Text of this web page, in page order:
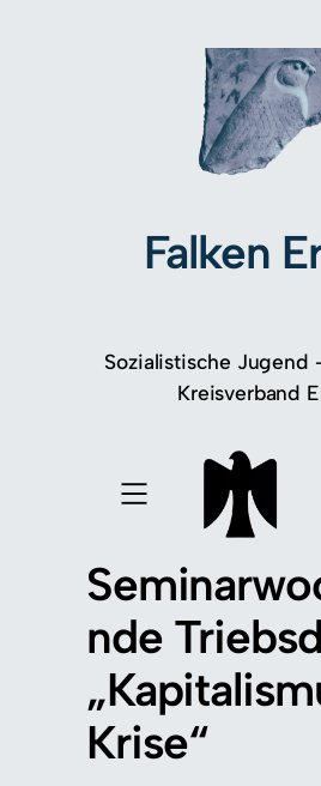
Falken
Sozialistische Jugend
Kreisverband
nde
Krise“